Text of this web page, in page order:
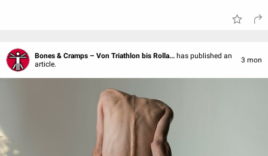
Bones & Cramps – Von Triathlon bis Rolla... has published an
article.
3 mon